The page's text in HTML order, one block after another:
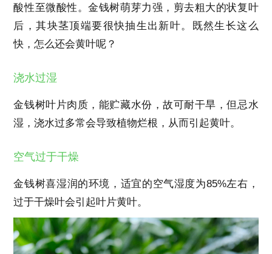
酸性至微酸性。金钱树萌芽力强，剪去粗大的状复叶
后，其块茎顶端要很快抽生出新叶。既然生长这么
快，怎么还会黄叶呢？
浇水过湿
金钱树叶片肉质，能贮藏水份，故可耐干旱，但忌水
湿，浇水过多常会导致植物烂根，从而引起黄叶。
空气过于干燥
金钱树喜湿润的环境，适宜的空气湿度为85%左右，
过于干燥叶会引起叶片黄叶。